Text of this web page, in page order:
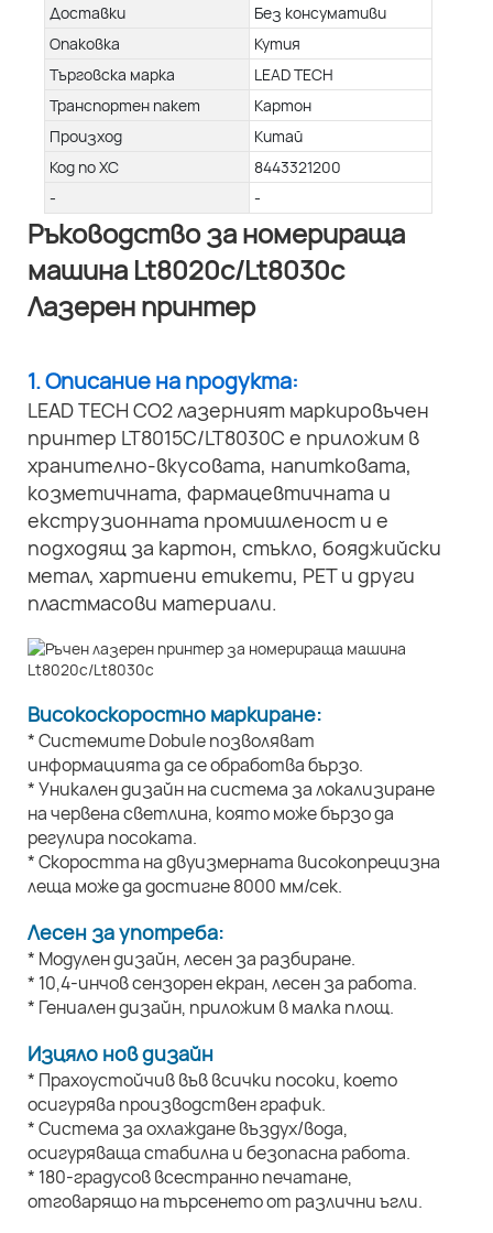
Доставки
Без консумативи
Опаковка
Кутия
Търговска марка
LEAD TECH
Транспортен пакет
Картон
Произход
Китай
Код по ХС
8443321200
-
-
Ръководство за номерираща
машина Lt8020c/Lt8030c
Лазерен принтер
1. Описание на продукта:
LEAD TECH CO2 лазерният маркировъчен
принтер LT8015C/LT8030C е приложим в
хранително-вкусовата, напитковата,
козметичната, фармацевтичната и
екструзионната промишленост и е
подходящ за картон, стъкло, бояджийски
метал, хартиени етикети, PET и други
пластмасови материали.
Високоскоростно маркиране:
* Системите Dobule позволяват
информацията да се обработва бързо.
* Уникален дизайн на система за локализиране
на червена светлина, която може бързо да
регулира посоката.
* Скоростта на двуизмерната високопрецизна
леща може да достигне 8000 мм/сек.
Лесен за употреба:
* Модулен дизайн, лесен за разбиране.
* 10,4-инчов сензорен екран, лесен за работа.
* Гениален дизайн, приложим в малка площ.
Изцяло нов дизайн
* Прахоустойчив във всички посоки, което
осигурява производствен график.
* Система за охлаждане въздух/вода,
осигуряваща стабилна и безопасна работа.
* 180-градусов всестранно печатане,
отговарящо на търсенето от различни ъгли.